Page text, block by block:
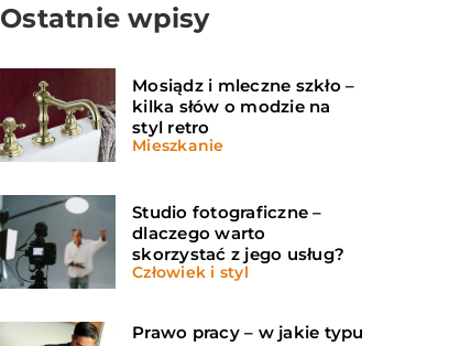
Ostatnie wpisy
Mosiądz i mleczne szkło –
kilka słów o modzie na
styl retro
Mieszkanie
Studio fotograficzne –
dlaczego warto
skorzystać z jego usług?
Człowiek i styl
Prawo pracy – w jakie typu